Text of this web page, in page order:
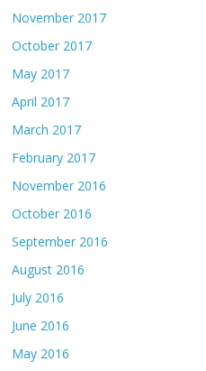
November 2017
October 2017
May 2017
April 2017
March 2017
February 2017
November 2016
October 2016
September 2016
August 2016
July 2016
June 2016
May 2016